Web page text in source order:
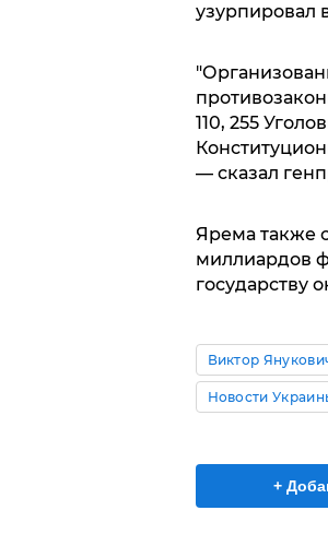
узурпировал
110, 255
— сказал
Ярема также
миллиардов
государству
Виктор
Новости
+